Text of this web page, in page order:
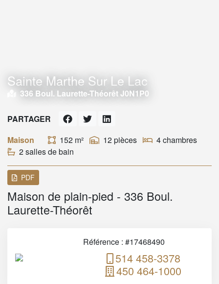
Sainte Marthe Sur Le Lac
336 Boul. Laurette-Théorêt J0N1P0
Maison 152 m² 12 pièces
4 chambres
2 salles de bain
PARTAGER
PDF
Maison de plain-pied - 336 Boul.
Laurette-Théorêt
Référence : #17468490
514 458-3378
450 464-1000